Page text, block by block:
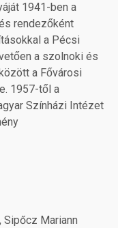
1941-ben a
rendezőként
a Pécsi
a szolnoki és
a Fővárosi
1957-től a
Színházi Intézet
Sipőcz Mariann